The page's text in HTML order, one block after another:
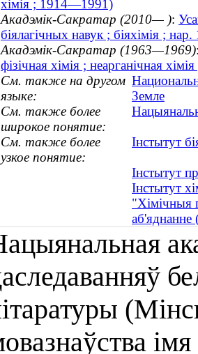
хімія ; 1914—1991)
Акадэмік-Сакратар (2010— ):
біялагічных навук ; біяхімія ;
Акадэмік-Сакратар (1963—1969)
фізічная хімія ; неарганічная
См. также на другом
языке:
Земле
См. также более
широкое понятие:
См. также более
узкое понятие:
Інстытут
Інстытут
Інстытут
"Хімічныя
аб'яднанне